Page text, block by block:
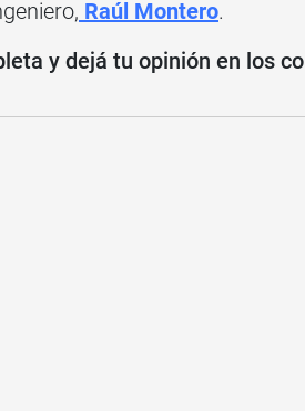
Raúl Montero.
y dejá tu opinión en los